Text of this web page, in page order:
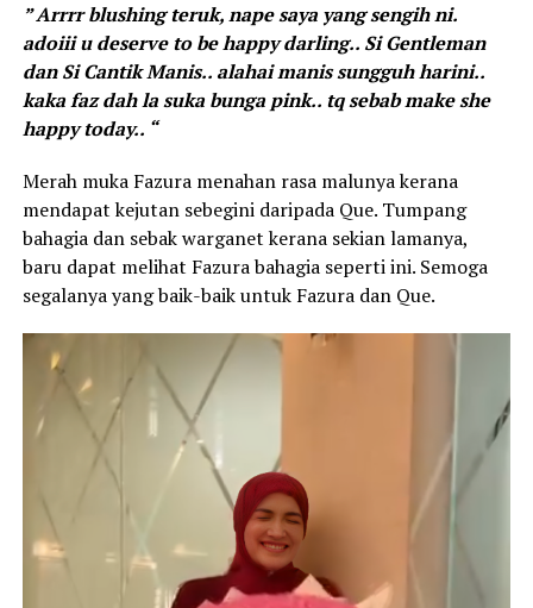
” Arrrr blushing teruk, nape saya yang sengih ni.
adoiii u deserve to be happy darling.. Si Gentleman
dan Si Cantik Manis.. alahai manis sungguh harini..
kaka faz dah la suka bunga pink.. tq sebab make she
happy today.. “
Merah muka Fazura menahan rasa malunya kerana
mendapat kejutan sebegini daripada Que. Tumpang
bahagia dan sebak warganet kerana sekian lamanya,
baru dapat melihat Fazura bahagia seperti ini. Semoga
segalanya yang baik-baik untuk Fazura dan Que.